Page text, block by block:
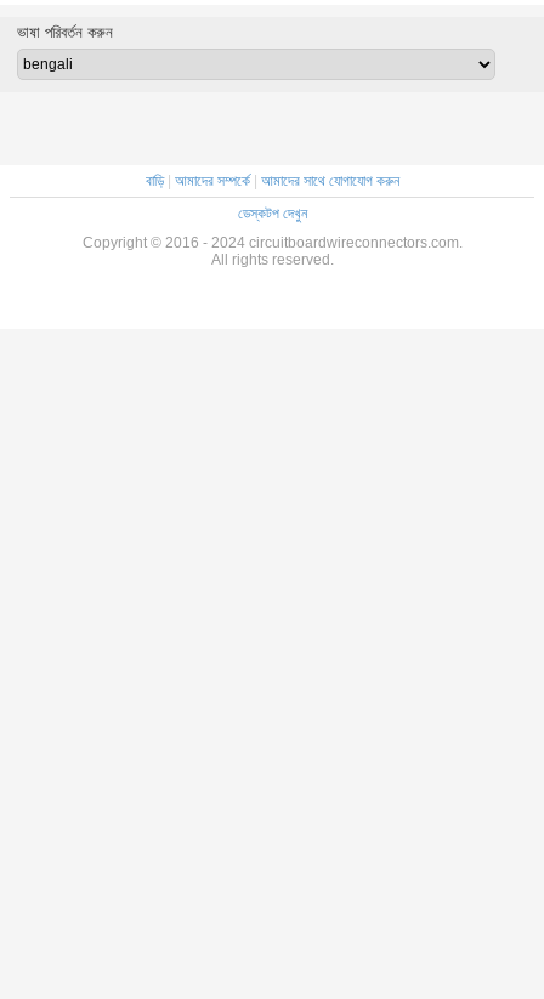
ভাষা পরিবর্তন করুন
বাড়ি| আমাদের সম্পর্কে| আমাদের সাথে যোগাযোগ করুন
ডেস্কটপ দেখুন
Copyright © 2016 - 2024 circuitboardwireconnectors.com.
All rights reserved.